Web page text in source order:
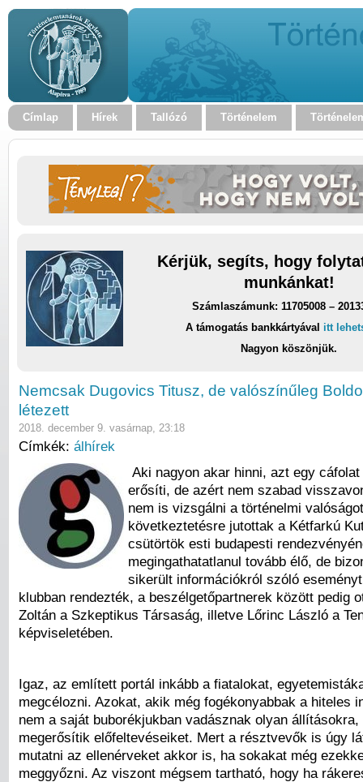
Címlap Hírek Tallózó Történelem
Kérjük, segíts, hogy
munkánkat!
Számlaszámunk: 11705008 –
A támogatás bankkártyával itt
Nagyon köszönjük.
Nemcsak Dugovics Titusz, de valószínűleg
létezett
2018. december 9. vasárnap, 23:18
Címkék: álhírek
Aki nagyon akar hinni, azt egy
erősíti, de azért nem szabad
nem is vizsgálni a történelmi
következtetésre jutottak a Kétfarkú
csütörtök esti budapesti
megingathatatlanul tovább élő, de
sikerült információkról szóló
klubban rendezték, a beszélgetőpartnerek között pedig
Zoltán a Szkeptikus Társaság, illetve Lőrinc László a
képviseletében.
Igaz, az említett portál inkább a fiatalokat,
megcélozni. Azokat, akik még fogékonyabbak a hiteles
nem a saját buborékjukban vadásznak olyan
megerősítik előfeltevéseiket. Mert a résztvevők is úgy
mutatni az ellenérveket akkor is, ha sokakat még
meggyőzni. Az viszont mégsem tartható, hogy ha